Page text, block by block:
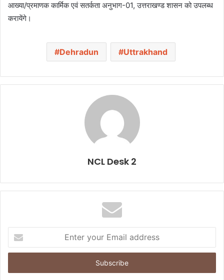
आख्या/प्रमाणक कार्मिक एवं सतर्कता अनुभाग-01, उत्तराखण्ड शासन को उपलब्ध
करायेंगे।
Dehradun Uttrakhand
NCL Desk 2
t
r